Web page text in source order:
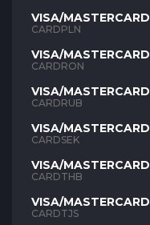
VISA/MASTERCARD
PLN
CARDPLN
VISA/MASTERCARD
RON
CARDRON
VISA/MASTERCARD
RUB
CARDRUB
VISA/MASTERCARD
SEK
CARDSEK
VISA/MASTERCARD
THB
CARDTHB
VISA/MASTERCARD
TJS
CARDTJS